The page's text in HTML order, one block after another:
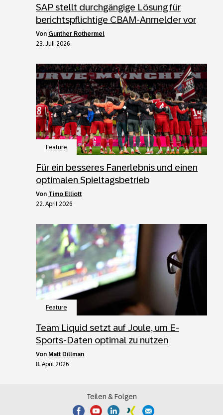
SAP stellt durchgängige Lösung für
berichtspflichtige CBAM-Anmelder vor
von Gunther Rothermel
23. Juli 2026
Feature
Für ein besseres Fanerlebnis und einen
optimalen Spieltagsbetrieb
von Timo Elliott
22. April 2026
Feature
Team Liquid setzt auf Joule, um E-
Sports-Daten optimal zu nutzen
von Matt Dillman
8. April 2026
Teilen & Folgen